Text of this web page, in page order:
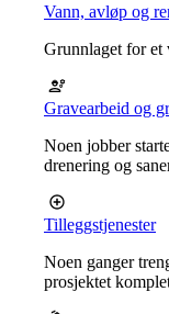
Vann, avløp og
Grunnlaget for et
Gravearbeid og
Noen jobber
drenering og
Tilleggstjenester
Noen ganger
prosjektet